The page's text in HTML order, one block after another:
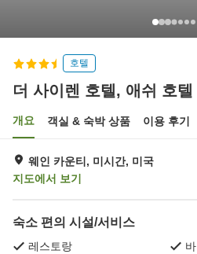
호텔
더 사이렌 호텔, 애쉬 호텔
개요 객실 & 숙박 상품 이용 후기
웨인 카운티, 미시간, 미국
지도에서 보기
숙소 편의 시설/서비스
레스토랑
바